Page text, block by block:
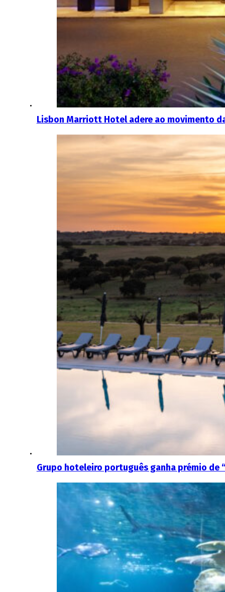
Lisbon Marriott Hotel adere ao movimento
Grupo hoteleiro português ganha prémio de